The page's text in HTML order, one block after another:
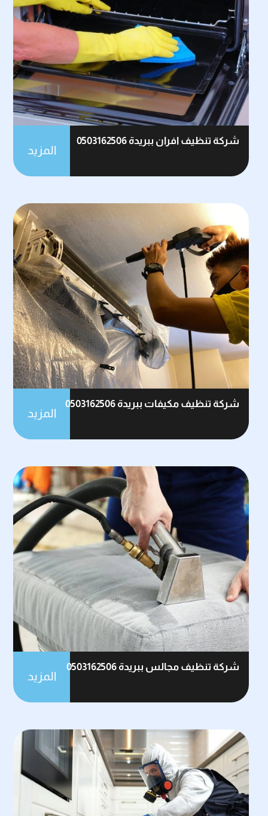
شركة تنظيف افران ببريدة 0503162506
المزيد
شركة تنظيف مكيفات ببريدة 0503162506
المزيد
شركة تنظيف مجالس ببريدة 0503162506
المزيد